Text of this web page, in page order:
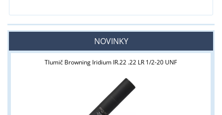
NOVINKY
Tlumič Browning Iridium IR.22 .22 LR 1/2-20 UNF